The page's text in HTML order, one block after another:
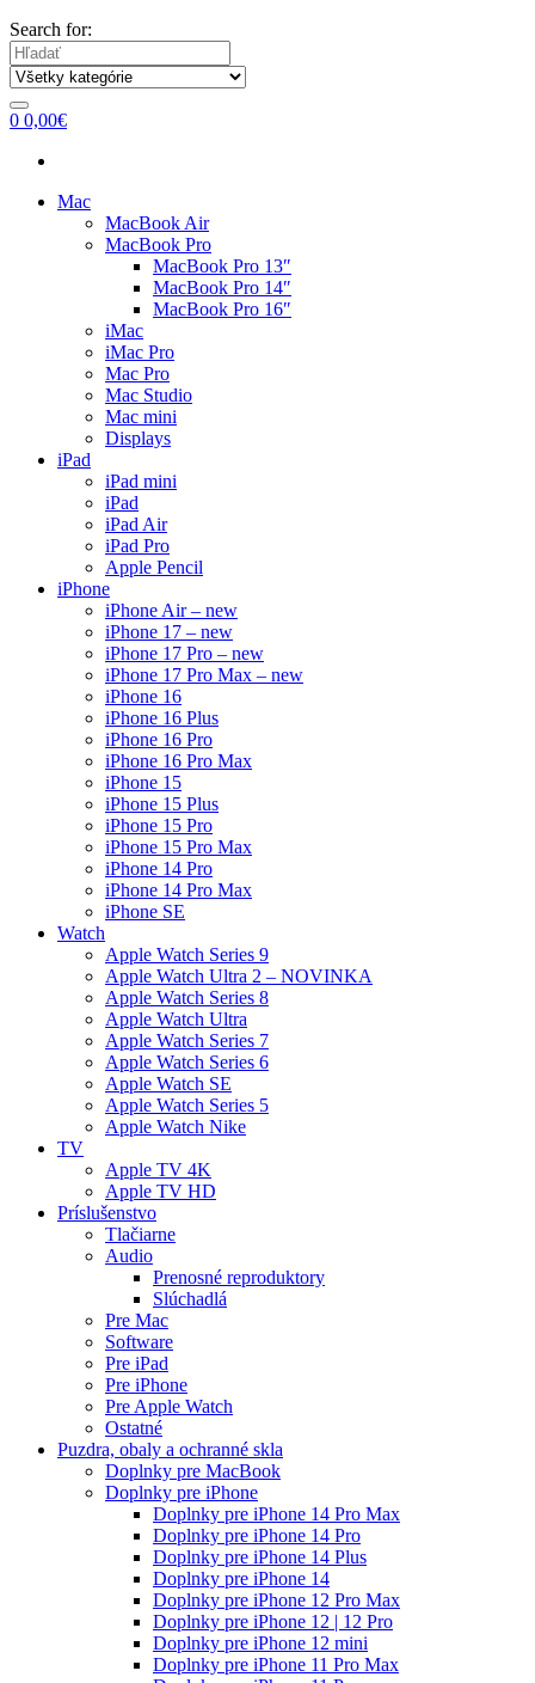
Search for:
0 0,00€
Mac
MacBook Air
MacBook Pro
MacBook Pro 13″
MacBook Pro 14″
MacBook Pro 16″
iMac
iMac Pro
Mac Pro
Mac Studio
Mac mini
Displays
iPad
iPad mini
iPad
iPad Air
iPad Pro
Apple Pencil
iPhone
iPhone Air – new
iPhone 17 – new
iPhone 17 Pro – new
iPhone 17 Pro Max – new
iPhone 16
iPhone 16 Plus
iPhone 16 Pro
iPhone 16 Pro Max
iPhone 15
iPhone 15 Plus
iPhone 15 Pro
iPhone 15 Pro Max
iPhone 14 Pro
iPhone 14 Pro Max
iPhone SE
Watch
Apple Watch Series 9
Apple Watch Ultra 2 – NOVINKA
Apple Watch Series 8
Apple Watch Ultra
Apple Watch Series 7
Apple Watch Series 6
Apple Watch SE
Apple Watch Series 5
Apple Watch Nike
TV
Apple TV 4K
Apple TV HD
Príslušenstvo
Tlačiarne
Audio
Prenosné reproduktory
Slúchadlá
Pre Mac
Software
Pre iPad
Pre iPhone
Pre Apple Watch
Ostatné
Puzdra, obaly a ochranné skla
Doplnky pre MacBook
Doplnky pre iPhone
Doplnky pre iPhone 14 Pro Max
Doplnky pre iPhone 14 Pro
Doplnky pre iPhone 14 Plus
Doplnky pre iPhone 14
Doplnky pre iPhone 12 Pro Max
Doplnky pre iPhone 12 | 12 Pro
Doplnky pre iPhone 12 mini
Doplnky pre iPhone 11 Pro Max